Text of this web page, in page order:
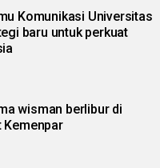
Komunikasi Universitas
baru untuk perkuat
wisman berlibur di
Kemenpar